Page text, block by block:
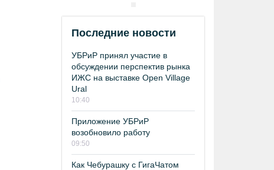
Последние новости
УБРиР принял участие в
обсуждении перспектив рынка
ИЖС на выставке Open Village
Ural
10:40
Приложение УБРиР
возобновило работу
09:50
Как Чебурашку с ГигаЧатом